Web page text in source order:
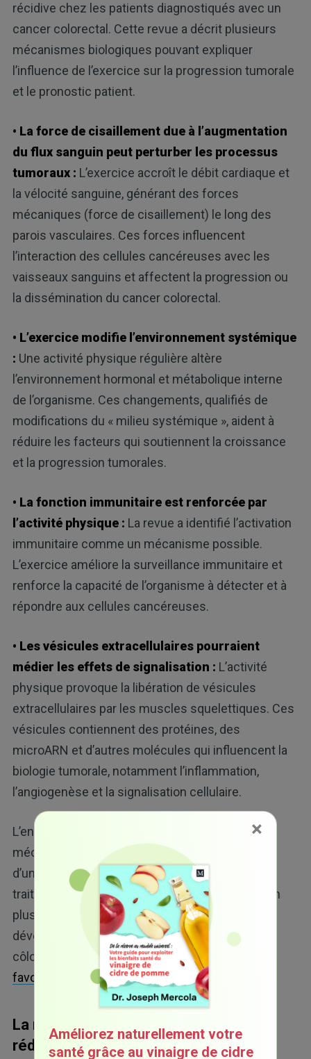
récidive chez les patients diagnostiqués avec un
cancer colorectal. Cette revue a décrit plusieurs
mécanismes biologiques pouvant expliquer
l’influence de l’exercice sur la progression tumorale
et le pronostic patient.
• La force de cisaillement due à l’augmentation
du flux sanguin peut perturber les processus
tumoraux : L’exercice accroît le débit cardiaque et
la vélocité sanguine, générant des forces
mécaniques (force de cisaillement) le long des
parois vasculaires. Ces forces influencent
l’interaction des cellules cancéreuses avec les
vaisseaux sanguins et affectent la progression ou
la dissémination du cancer colorectal.
• L’exercice modifie l’environnement systémique
: Une activité physique régulière altère
l’environnement hormonal et métabolique interne
de l’organisme. Ces changements, qualifiés de
modifications du « milieu systémique », aident à
réduire les facteurs qui soutiennent la croissance
et la progression tumorales.
• La fonction immunitaire est renforcée par
l’activité physique : La revue a identifié l’activation
immunitaire comme un mécanisme possible.
L’exercice améliore la surveillance immunitaire et
renforce la capacité de l’organisme à détecter et à
répondre aux cellules cancéreuses.
• Les vésicules extracellulaires pourraient
médier les effets de signalisation : L’activité
physique provoque la libération de vésicules
extracellulaires par les muscles squelettiques. Ces
vésicules contiennent des protéines, des
microARN et d’autres molécules qui influencent la
biologie tumorale, notamment l’inflammation,
l’angiogenèse et la signalisation cellulaire.
L’ensemble des preuves épidémiologiques et
mécanistiques soutient fortement l’intégration
d’une activité structurée dans les soins post-
traitement du cancer colorectal. Pour un examen
plus approfondi d’un autre facteur influençant le
développement et la progression du cancer du
côlon, lire «
Cette habitude quotidienne pourrait
favoriser un terrain propice au cancer
La musculation contribue également à
réduire le risque de cancer
×
Améliorez naturellement votre
santé grâce au vinaigre de cidre